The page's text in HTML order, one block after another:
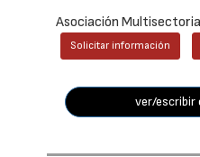
Asociación
Solicitar información
ver/escribir